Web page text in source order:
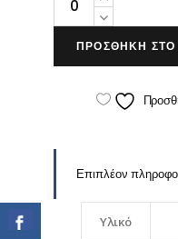
Ενημέρωσης
τον
ΠΡΟΣΘΗΚΗ ΣΤΟ
Επιπλέον
Υλικό